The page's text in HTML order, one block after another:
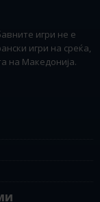
игри не е
игри на среќа,
на Македонија.